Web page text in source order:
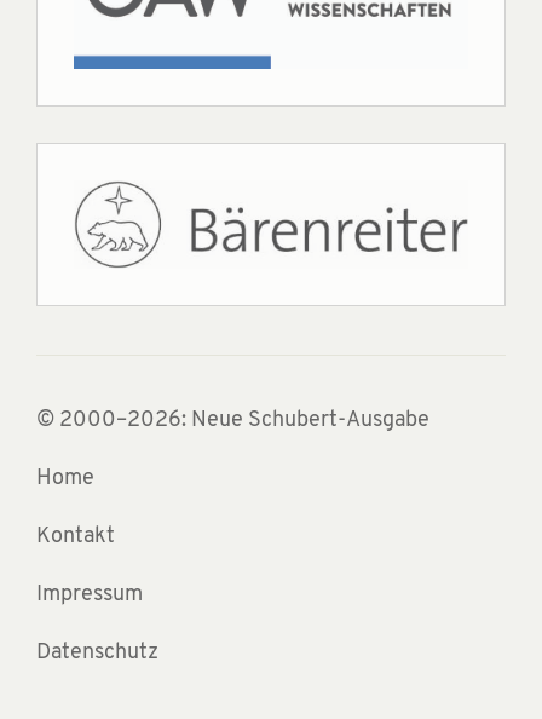
© 2000–2026: Neue Schubert-Ausgabe
Home
Kontakt
Impressum
Datenschutz